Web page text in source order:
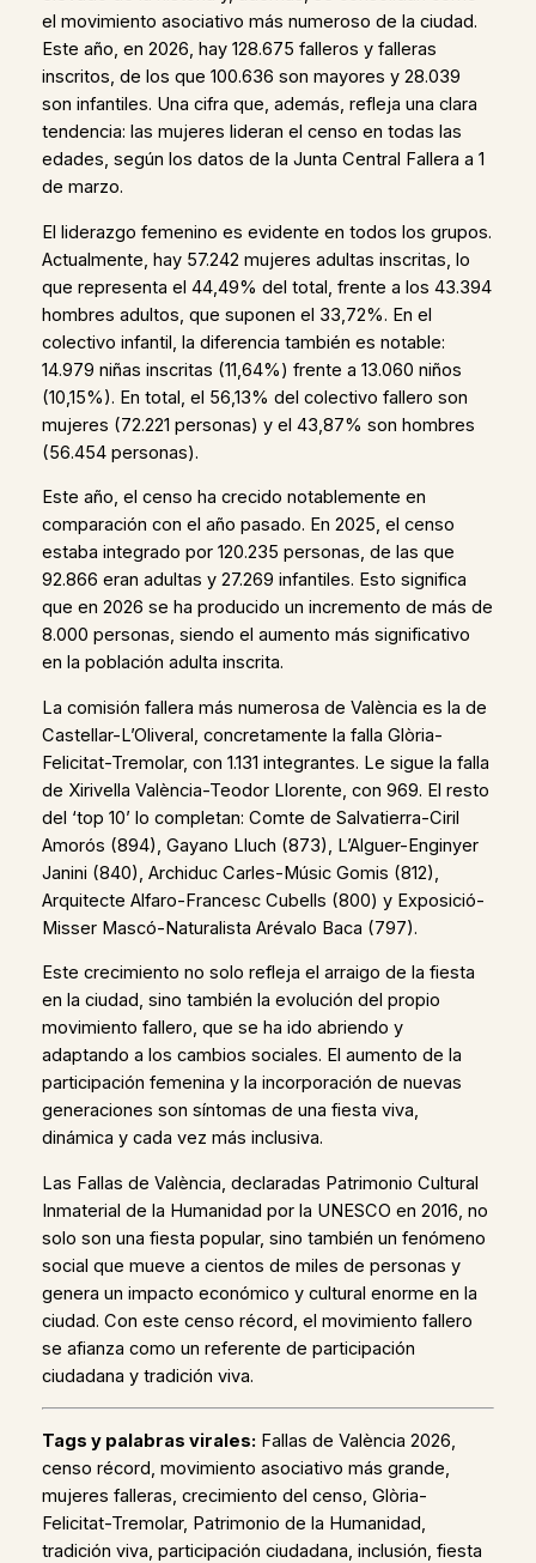
el movimiento asociativo más numeroso de la ciudad.
Este año, en 2026, hay 128.675 falleros y falleras
inscritos, de los que 100.636 son mayores y 28.039
son infantiles. Una cifra que, además, refleja una clara
tendencia: las mujeres lideran el censo en todas las
edades, según los datos de la Junta Central Fallera a 1
de marzo.
El liderazgo femenino es evidente en todos los grupos.
Actualmente, hay 57.242 mujeres adultas inscritas, lo
que representa el 44,49% del total, frente a los 43.394
hombres adultos, que suponen el 33,72%. En el
colectivo infantil, la diferencia también es notable:
14.979 niñas inscritas (11,64%) frente a 13.060 niños
(10,15%). En total, el 56,13% del colectivo fallero son
mujeres (72.221 personas) y el 43,87% son hombres
(56.454 personas).
Este año, el censo ha crecido notablemente en
comparación con el año pasado. En 2025, el censo
estaba integrado por 120.235 personas, de las que
92.866 eran adultas y 27.269 infantiles. Esto significa
que en 2026 se ha producido un incremento de más de
8.000 personas, siendo el aumento más significativo
en la población adulta inscrita.
La comisión fallera más numerosa de València es la de
Castellar-L’Oliveral, concretamente la falla Glòria-
Felicitat-Tremolar, con 1.131 integrantes. Le sigue la falla
de Xirivella València-Teodor Llorente, con 969. El resto
del ‘top 10’ lo completan: Comte de Salvatierra-Ciril
Amorós (894), Gayano Lluch (873), L’Alguer-Enginyer
Janini (840), Archiduc Carles-Músic Gomis (812),
Arquitecte Alfaro-Francesc Cubells (800) y Exposició-
Misser Mascó-Naturalista Arévalo Baca (797).
Este crecimiento no solo refleja el arraigo de la fiesta
en la ciudad, sino también la evolución del propio
movimiento fallero, que se ha ido abriendo y
adaptando a los cambios sociales. El aumento de la
participación femenina y la incorporación de nuevas
generaciones son síntomas de una fiesta viva,
dinámica y cada vez más inclusiva.
Las Fallas de València, declaradas Patrimonio Cultural
Inmaterial de la Humanidad por la UNESCO en 2016, no
solo son una fiesta popular, sino también un fenómeno
social que mueve a cientos de miles de personas y
genera un impacto económico y cultural enorme en la
ciudad. Con este censo récord, el movimiento fallero
se afianza como un referente de participación
ciudadana y tradición viva.
Tags y palabras virales: Fallas de València 2026,
censo récord, movimiento asociativo más grande,
mujeres falleras, crecimiento del censo, Glòria-
Felicitat-Tremolar, Patrimonio de la Humanidad,
tradición viva, participación ciudadana, inclusión, fiesta